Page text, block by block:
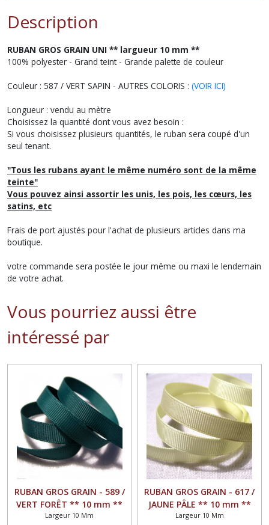
Description
RUBAN GROS GRAIN UNI ** largueur 10 mm **
100% polyester - Grand teint - Grande palette de couleur
Couleur : 587 / VERT SAPIN - AUTRES COLORIS : (VOIR ICI)
Longueur : vendu au mètre
Choisissez la quantité dont vous avez besoin :
Si vous choisissez plusieurs quantités, le ruban sera coupé d'un
seul tenant.
"Tous les rubans ayant le même numéro sont de la même
teinte"
Vous pouvez ainsi assortir les unis, les pois, les cœurs, les
satins, etc
Frais de port ajustés pour l'achat de plusieurs articles dans ma
boutique.
votre commande sera postée le jour même ou maxi le lendemain
de votre achat.
Vous pourriez aussi être
intéressé par
RUBAN GROS GRAIN - 589 /
VERT FORÊT ** 10 mm **
GALON UNI GRAND TEINT -
Largeur 10 Mm
RUBAN GROS GRAIN - 617 /
JAUNE PÂLE ** 10 mm **
GALON UNI GRAND TEINT -
Largeur 10 Mm